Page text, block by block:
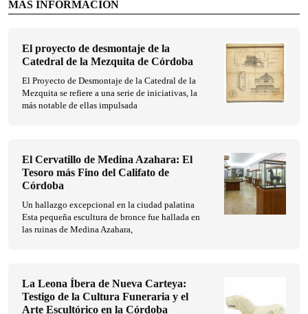
MÁS INFORMACIÓN
El proyecto de desmontaje de la
Catedral de la Mezquita de Córdoba
El Proyecto de Desmontaje de la Catedral de la
Mezquita se refiere a una serie de iniciativas, la
más notable de ellas impulsada
El Cervatillo de Medina Azahara: El
Tesoro más Fino del Califato de
Córdoba
Un hallazgo excepcional en la ciudad palatina
Esta pequeña escultura de bronce fue hallada en
las ruinas de Medina Azahara,
La Leona Íbera de Nueva Carteya:
Testigo de la Cultura Funeraria y el
Arte Escultórico en la Córdoba